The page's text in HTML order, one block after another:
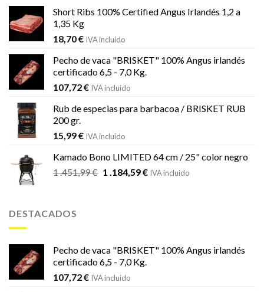
Short Ribs 100% Certified Angus Irlandés 1,2 a
1,35 Kg
18,70€ IVA incluido
Pecho de vaca "BRISKET" 100% Angus irlandés
certificado 6,5 - 7,0 Kg.
107,72€ IVA incluido
Rub de especias para barbacoa / BRISKET RUB
200 gr.
15,99€ IVA incluido
Kamado Bono LIMITED 64 cm / 25" color negro
1 .451,99€ El
1 .184,59€ElIVA incluido
DESTACADOS
Pecho de vaca "BRISKET" 100% Angus irlandés
certificado 6,5 - 7,0 Kg.
107,72€ IVA incluido